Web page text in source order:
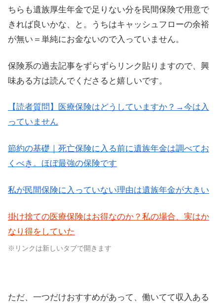
ちらも遺族厚生年金で足りない分を民間保険で用意で
きれば良いかな、と。うちはキャッシュフローの余裕
が無い＝単純にお金ないので入っていません。
保険系の過去記事をずらずらリンク貼りますので、興
味ある方は読んでくださると嬉しいです。
【読者質問】医療保険はどうしていますか？→今は入
っていません
節約の基礎｜死亡保険に入る前に遺族年金は調べてお
くべき。ほぼ最強の保険です
私が民間保険に入っていない理由は遺族年金が大きい
掛け捨ての医療保険はお得なのか？私の場合、実はか
なり得をしていた
※リンクは新しいタブで開きます
ただ、一つだけおすすめがあって、働いてて収入ある